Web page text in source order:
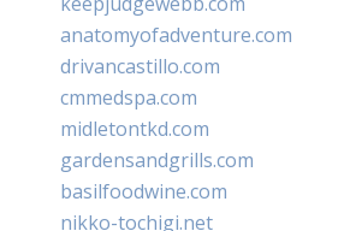
anatomyofadventure.com
drivancastillo.com
cmmedspa.com
midletontkd.com
gardensandgrills.com
basilfoodwine.com
nikko-tochigi.net